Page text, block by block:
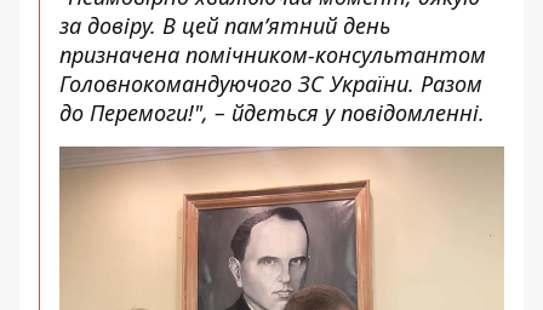
за довіру. В цей пам’ятний день
призначена помічником-консультантом
Головнокомандуючого ЗС України. Разом
до Перемоги!", – йдеться у повідомленні.